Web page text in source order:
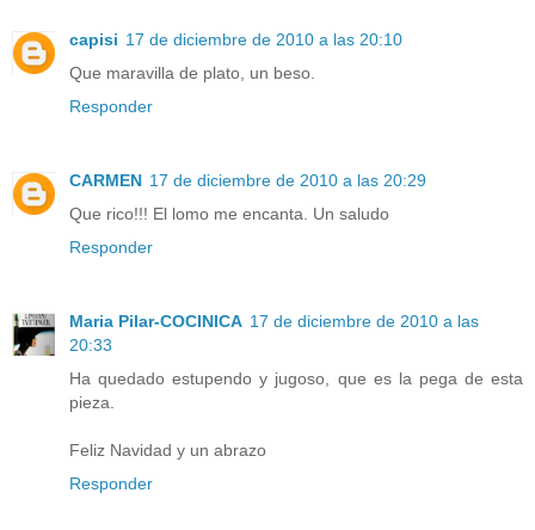
capisi 17 de diciembre de 2010 a las 20:10
Que maravilla de plato, un beso.
Responder
CARMEN 17 de diciembre de 2010 a las 20:29
Que rico!!! El lomo me encanta. Un saludo
Responder
Maria Pilar-COCINICA 17 de diciembre de 2010 a las
20:33
Ha quedado estupendo y jugoso, que es la pega de esta
pieza.
Feliz Navidad y un abrazo
Responder